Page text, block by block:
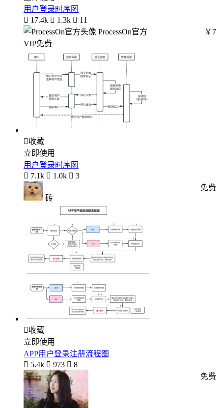
用户登录时序图
 17.4k  1.3k  11
ProcessOn官方
￥7
VIP免费
收藏
立即使用
用户登录时序图
 7.1k  1.0k  3
砖
免费
收藏
立即使用
APP用户登录注册流程图
 5.4k  973  8
免费